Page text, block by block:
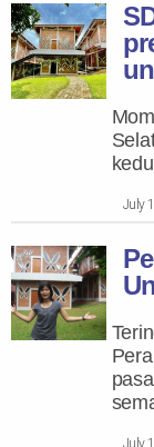
July
July